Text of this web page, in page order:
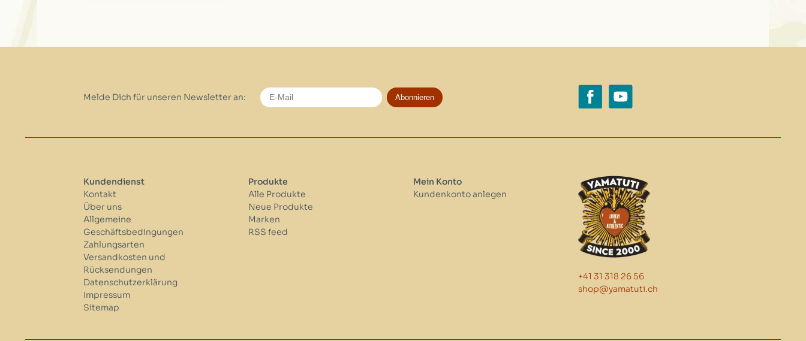
Melde Dich für unseren Newsletter an: Abonnieren
Kundendienst
Kontakt
Über uns
Allgemeine
Geschäftsbedingungen
Zahlungsarten
Versandkosten und
Rücksendungen
Datenschutzerklärung
Impressum
Sitemap
Produkte
Alle Produkte
Neue Produkte
Marken
RSS feed
Mein Konto
Kundenkonto anlegen
+41 31 318 26 56
shop@yamatuti.ch